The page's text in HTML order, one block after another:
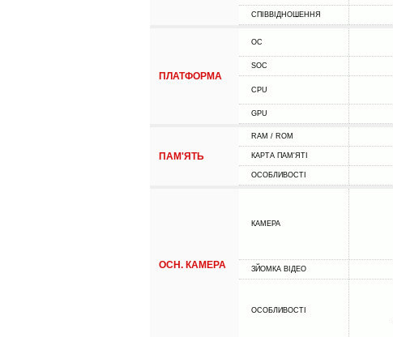
СПІВВІДНОШЕННЯ
ПЛАТФОРМА
ОС
SOC
CPU
GPU
ПАМ'ЯТЬ
RAM / ROM
КАРТА ПАМ'ЯТІ
ОСОБЛИВОСТІ
ОСН. КАМЕРА
КАМЕРА
ЗЙОМКА ВІДЕО
ОСОБЛИВОСТІ